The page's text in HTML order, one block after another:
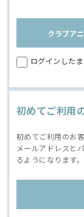
クラブア
ログインした
初めてご利用
初めてご利用のお
メールアドレスと
るようになります。